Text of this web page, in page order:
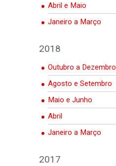
Abril e Maio
Janeiro a Março
2018
Outubro a Dezembro
Agosto e Setembro
Maio e Junho
Abril
Janeiro a Março
2017